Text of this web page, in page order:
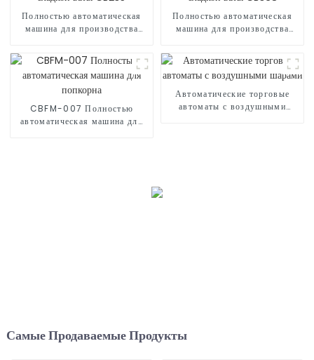
Полностью автоматическая
машина для производства
Полностью автоматическая
машина для производства
CBFM-007 Полностью
автоматическая машина для
Автоматические торговые
автоматы с воздушными
Самые Продаваемые Продукты